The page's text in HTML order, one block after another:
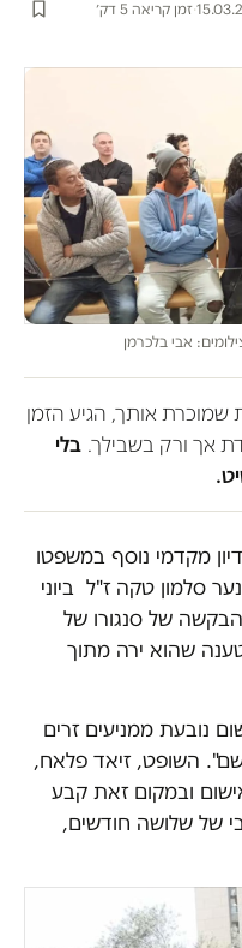
·זמן קריאה 5 דק׳
אבי בלכרמן
שמוכרת אותך, הגיע הזמן
אך ורק בשבילך. בלי
מקדמי נוסף במשפטו
סלמון טקה ז"ל ביוני
הבקשה של סנגורו של
שהוא ירה מתוך
נובעת ממניעים זרים
השופט, זיאד פלאח,
ובמקום זאת קבע
של שלושה חודשים,